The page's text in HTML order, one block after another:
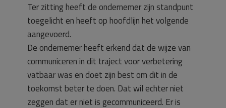
Ter zitting heeft de ondernemer zijn standpunt
toegelicht en heeft op hoofdlijn het volgende
aangevoerd.
De ondernemer heeft erkend dat de wijze van
communiceren in dit traject voor verbetering
vatbaar was en doet zijn best om dit in de
toekomst beter te doen. Dat wil echter niet
zeggen dat er niet is gecommuniceerd. Er is